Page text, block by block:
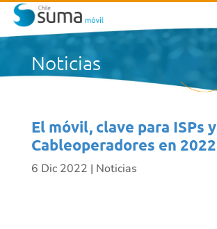
Noticias
El móvil, clave para ISPs y
Cableoperadores en 2022
6 Dic 2022 | Noticias